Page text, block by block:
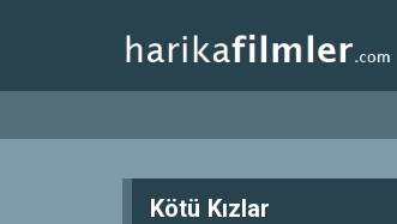
Kötü Kızlar